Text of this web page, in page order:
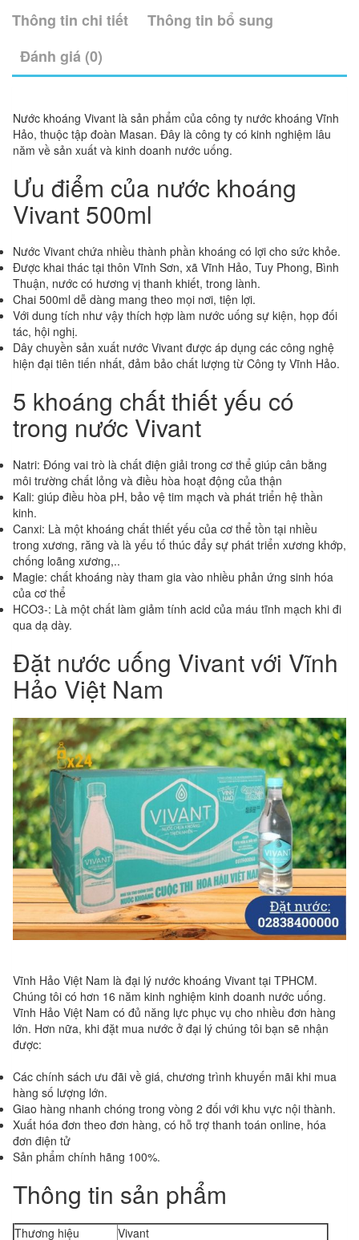
Thông tin chi tiết
Thông tin bổ sung
Đánh giá (0)
Nước khoáng Vivant là sản phẩm của công ty nước khoáng Vĩnh
Hảo, thuộc tập đoàn Masan. Đây là công ty có kinh nghiệm lâu
năm về sản xuất và kinh doanh nước uống.
Ưu điểm của nước khoáng
Vivant 500ml
Nước Vivant chứa nhiều thành phần khoáng có lợi cho sức khỏe.
Được khai thác tại thôn Vĩnh Sơn, xã Vĩnh Hảo, Tuy Phong, Bình
Thuận, nước có hương vị thanh khiết, trong lành.
Chai 500ml dễ dàng mang theo mọi nơi, tiện lợi.
Với dung tích như vậy thích hợp làm nước uống sự kiện, họp đối
tác, hội nghị.
Dây chuyền sản xuất nước Vivant được áp dụng các công nghệ
hiện đại tiên tiến nhất, đảm bảo chất lượng từ Công ty Vĩnh Hảo.
5 khoáng chất thiết yếu có
trong nước Vivant
Natri: Đóng vai trò là chất điện giải trong cơ thể giúp cân bằng
môi trường chất lỏng và điều hòa hoạt động của thận
Kali: giúp điều hòa pH, bảo vệ tim mạch và phát triển hệ thần
kinh.
Canxi: Là một khoáng chất thiết yếu của cơ thể tồn tại nhiều
trong xương, răng và là yếu tố thúc đẩy sự phát triển xương khớp,
chống loãng xương,..
Magie: chất khoáng này tham gia vào nhiều phản ứng sinh hóa
của cơ thể
HCO3-: Là một chất làm giảm tính acid của máu tĩnh mạch khi đi
qua dạ dày.
Đặt nước uống Vivant với Vĩnh
Hảo Việt Nam
Vĩnh Hảo Việt Nam là đại lý nước khoáng Vivant tại TPHCM.
Chúng tôi có hơn 16 năm kinh nghiệm kinh doanh nước uống.
Vĩnh Hảo Việt Nam có đủ năng lực phục vụ cho nhiều đơn hàng
lớn. Hơn nữa, khi đặt mua nước ở đại lý chúng tôi bạn sẽ nhận
được:
Các chính sách ưu đãi về giá, chương trình khuyến mãi khi mua
hàng số lượng lớn.
Giao hàng nhanh chóng trong vòng 2 đối với khu vực nội thành.
Xuất hóa đơn theo đơn hàng, có hỗ trợ thanh toán online, hóa
đơn điện tử
Sản phẩm chính hãng 100%.
Thông tin sản phẩm
Thương hiệu Vivant